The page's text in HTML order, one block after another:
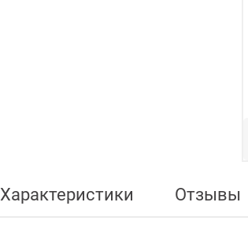
Характеристики Отзывы